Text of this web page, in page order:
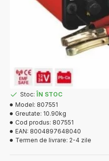
Stoc: ÎN STOC
Model: 807551
Greutate: 10.90kg
Cod produs: 807551
EAN: 8004897648040
Termen de livrare: 2-4 zile